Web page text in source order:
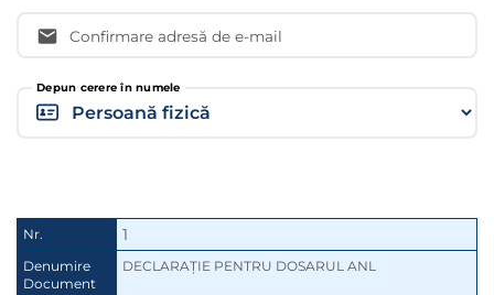
Confirmare adresă de e-mail
Depun cerere în numele
Nr. 1
Denumire
Document
DECLARAȚIE PENTRU DOSARUL ANL